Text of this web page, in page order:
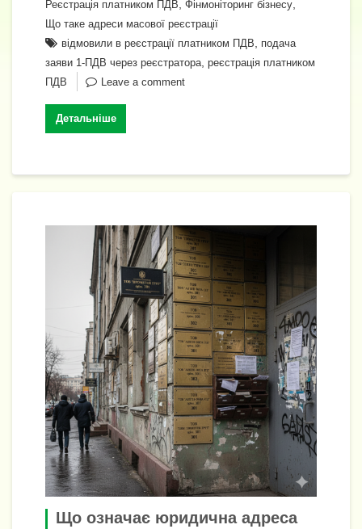
o
o
k
m p
p
n
g
er
Li
n
k
и
т
и
Реєстрація платником ПДВ, Фінмоніторинг бізнесу,
Що таке адреси масової реєстрації
відмовили в реєстрації платником ПДВ, подача
заяви 1-ПДВ через реєстратора, реєстрація платником
ПДВ
Leave a comment
Детальніше
Що означає юридична адреса